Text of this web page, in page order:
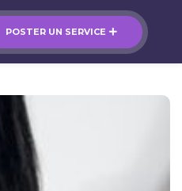
POSTER UN SERVICE